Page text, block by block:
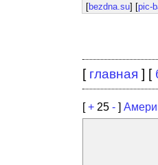
[bezdna.su] [pic-
[ главная ] [
[+ 25 - ]